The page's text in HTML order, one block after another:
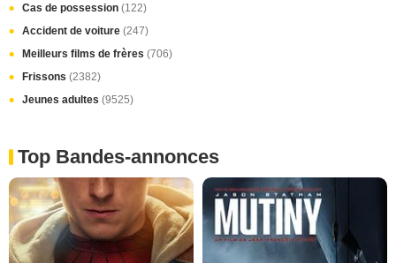
Cas de possession (122)
Accident de voiture (247)
Meilleurs films de frères (706)
Frissons (2382)
Jeunes adultes (9525)
Top Bandes-annonces